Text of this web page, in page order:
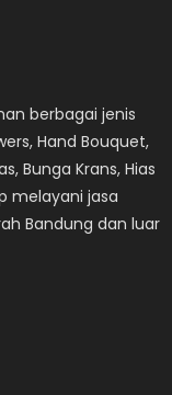
berbagai jenis
Hand Bouquet,
Bunga Krans, Hias
melayani jasa
Bandung dan luar